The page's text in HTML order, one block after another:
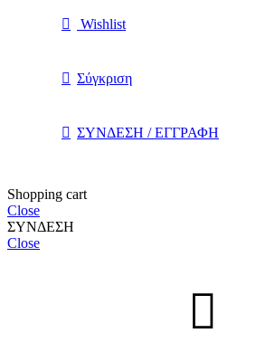
Wishlist
Σύγκριση
ΣΥΝΔΕΣΗ / ΕΓΓΡΑΦΗ
Shopping cart
Close
ΣΥΝΔΕΣΗ
Close